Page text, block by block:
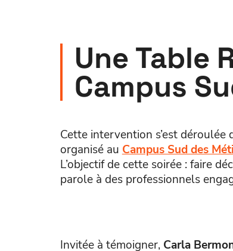
Une Table
Campus
Cette intervention s’est déroulée
organisé auCampus Sud des
L’objectif de cette soirée : faire
parole à des professionnels
Invitée à témoigner, Carla